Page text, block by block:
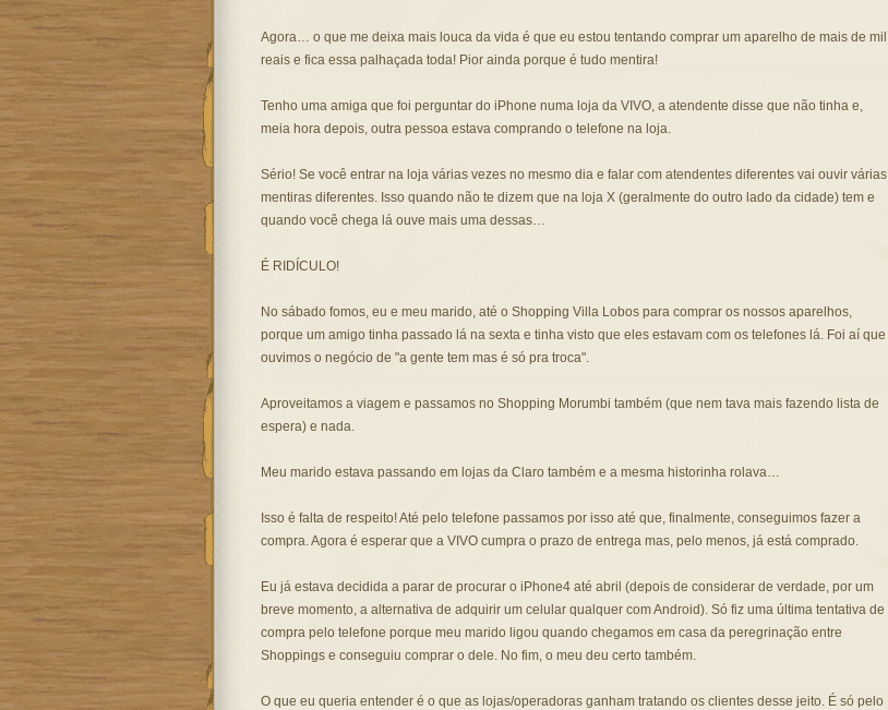
Agora… o que me deixa mais louca da vida é que eu estou tentando comprar um aparelho de mais de mil
reais e fica essa palhaçada toda! Pior ainda porque é tudo mentira!
Tenho uma amiga que foi perguntar do iPhone numa loja da VIVO, a atendente disse que não tinha e,
meia hora depois, outra pessoa estava comprando o telefone na loja.
Sério! Se você entrar na loja várias vezes no mesmo dia e falar com atendentes diferentes vai ouvir várias
mentiras diferentes. Isso quando não te dizem que na loja X (geralmente do outro lado da cidade) tem e
quando você chega lá ouve mais uma dessas…
É RIDÍCULO!
No sábado fomos, eu e meu marido, até o Shopping Villa Lobos para comprar os nossos aparelhos,
porque um amigo tinha passado lá na sexta e tinha visto que eles estavam com os telefones lá. Foi aí que
ouvimos o negócio de "a gente tem mas é só pra troca".
Aproveitamos a viagem e passamos no Shopping Morumbi também (que nem tava mais fazendo lista de
espera) e nada.
Meu marido estava passando em lojas da Claro também e a mesma historinha rolava…
Isso é falta de respeito! Até pelo telefone passamos por isso até que, finalmente, conseguimos fazer a
compra. Agora é esperar que a VIVO cumpra o prazo de entrega mas, pelo menos, já está comprado.
Eu já estava decidida a parar de procurar o iPhone4 até abril (depois de considerar de verdade, por um
breve momento, a alternativa de adquirir um celular qualquer com Android). Só fiz uma última tentativa de
compra pelo telefone porque meu marido ligou quando chegamos em casa da peregrinação entre
Shoppings e conseguiu comprar o dele. No fim, o meu deu certo também.
O que eu queria entender é o que as lojas/operadoras ganham tratando os clientes desse jeito. É só pelo